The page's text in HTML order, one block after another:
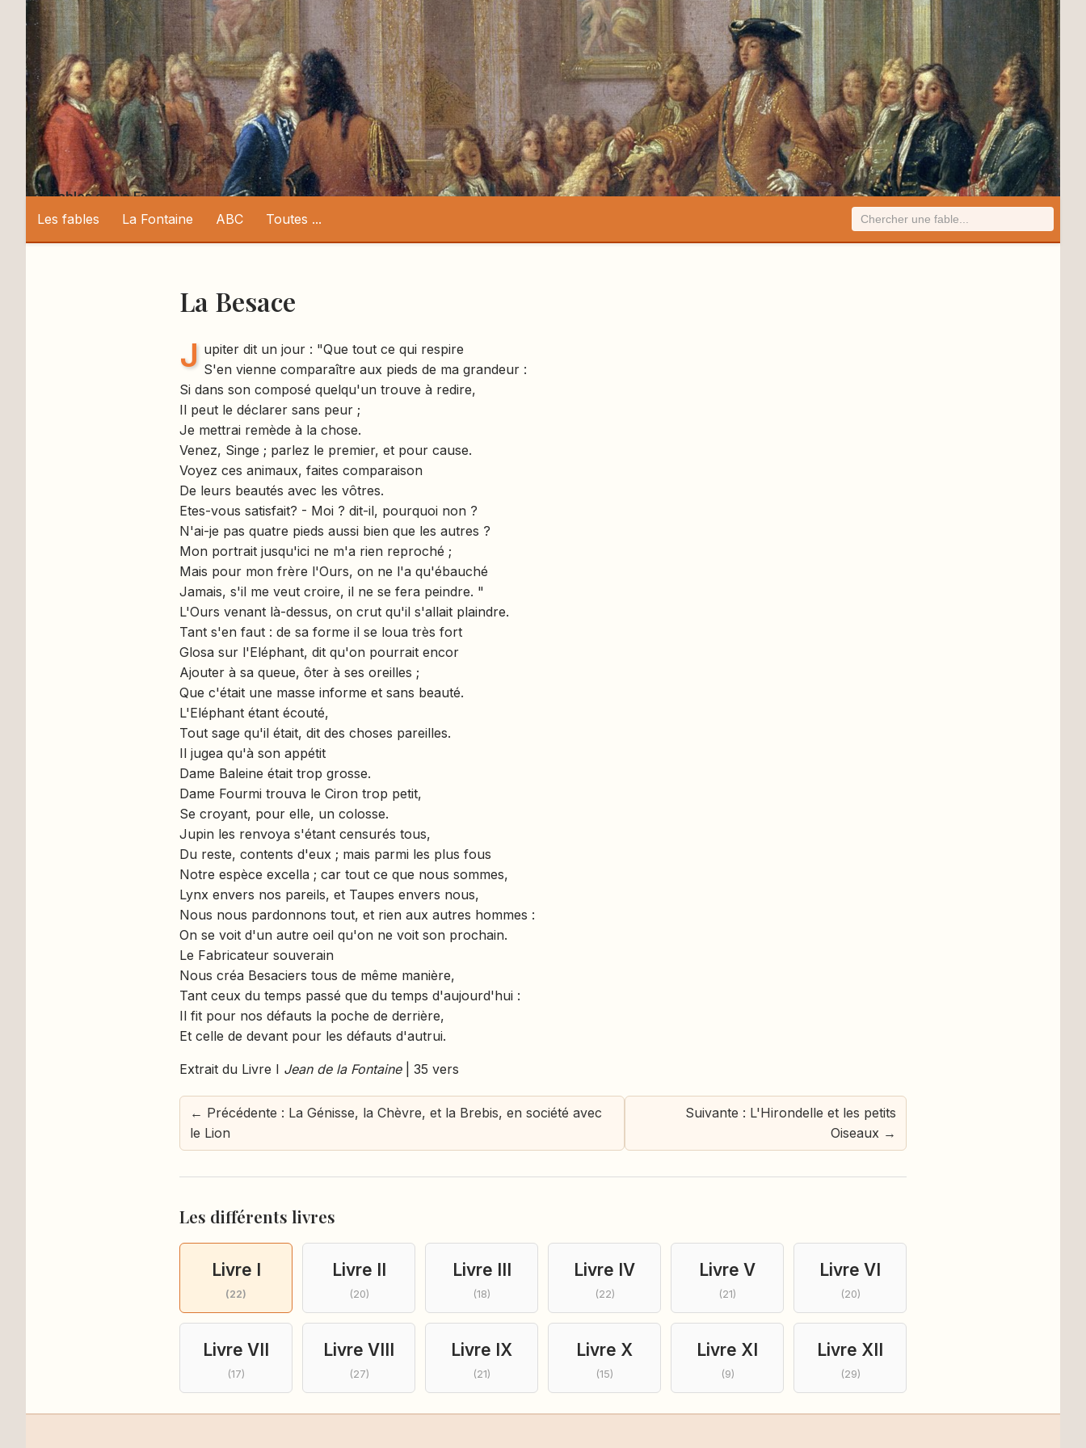
Les fables de La Fontaine
Les fables
La Fontaine ABC Toutes ...
La Besace
J upiter dit un jour : "Que tout ce qui respire
S'en vienne comparaître aux pieds de ma grandeur :
Si dans son composé quelqu'un trouve à redire,
Il peut le déclarer sans peur ;
Je mettrai remède à la chose.
Venez, Singe ; parlez le premier, et pour cause.
Voyez ces animaux, faites comparaison
De leurs beautés avec les vôtres.
Etes-vous satisfait? - Moi ? dit-il, pourquoi non ?
N'ai-je pas quatre pieds aussi bien que les autres ?
Mon portrait jusqu'ici ne m'a rien reproché ;
Mais pour mon frère l'Ours, on ne l'a qu'ébauché
Jamais, s'il me veut croire, il ne se fera peindre. "
L'Ours venant là-dessus, on crut qu'il s'allait plaindre.
Tant s'en faut : de sa forme il se loua très fort
Glosa sur l'Eléphant, dit qu'on pourrait encor
Ajouter à sa queue, ôter à ses oreilles ;
Que c'était une masse informe et sans beauté.
L'Eléphant étant écouté,
Tout sage qu'il était, dit des choses pareilles.
Il jugea qu'à son appétit
Dame Baleine était trop grosse.
Dame Fourmi trouva le Ciron trop petit,
Se croyant, pour elle, un colosse.
Jupin les renvoya s'étant censurés tous,
Du reste, contents d'eux ; mais parmi les plus fous
Notre espèce excella ; car tout ce que nous sommes,
Lynx envers nos pareils, et Taupes envers nous,
Nous nous pardonnons tout, et rien aux autres hommes :
On se voit d'un autre oeil qu'on ne voit son prochain.
Le Fabricateur souverain
Nous créa Besaciers tous de même manière,
Tant ceux du temps passé que du temps d'aujourd'hui :
Il fit pour nos défauts la poche de derrière,
Et celle de devant pour les défauts d'autrui.
Extrait du Livre I Jean de la Fontaine| 35 vers
← Précédente : La Génisse, la Chèvre, et la Brebis, en société avec
le Lion
Suivante : L'Hirondelle et les petits
Oiseaux →
Les différents livres
Livre I
(22)
Livre II
(20)
Livre III
(18)
Livre IV
(22)
Livre V
(21)
Livre VI
(20)
Livre VII
(17)
Livre VIII
(27)
Livre IX
(21)
Livre X
(15)
Livre XI
(9)
Livre XII
(29)